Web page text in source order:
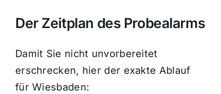
Der Zeitplan des Probealarms
Damit Sie nicht unvorbereitet
erschrecken, hier der exakte Ablauf
für Wiesbaden: